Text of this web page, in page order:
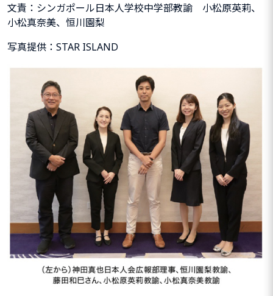
文責：シンガポール日本人学校中学部教諭 小松原英莉、
小松真奈美、恒川園梨
写真提供： STAR ISLAND